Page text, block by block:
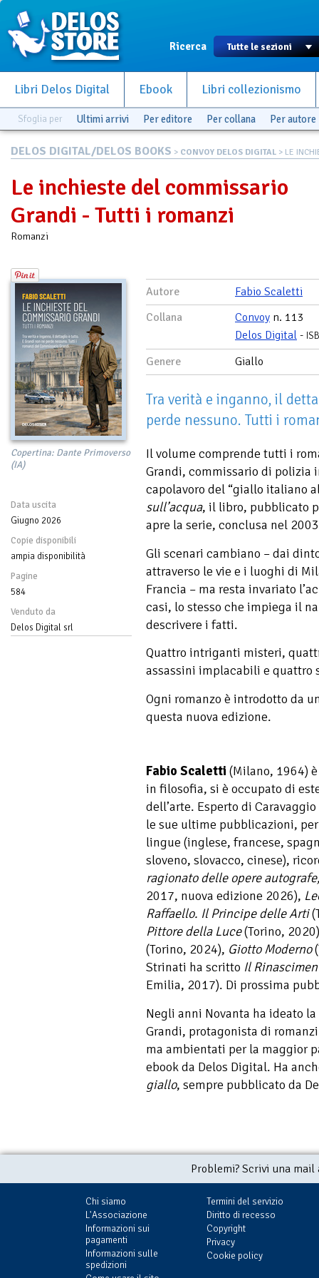
Ricerca
Libri Delos Digital Ebook Libri collezionismo
Sfoglia per Ultimi arrivi Per editore Per collana Per autore
DELOS DIGITAL/DELOS BOOKS > CONVOY DELOS DIGITAL > LE
Le inchieste del commissario
Grandi - Tutti i romanzi
Romanzi
Copertina: Dante Primoverso
(IA)
Data uscita
Giugno 2026
Copie disponibili
ampia disponibilità
Pagine
584
Venduto da
Delos Digital srl
Autore
Fabio Scaletti
Collana
Convoy n. 113
Delos Digital -
Genere Giallo
Tra verità e inganno, il
perde nessuno. Tutti i
Il volume comprende tutti i
Grandi, commissario di polizia
capolavoro del “giallo italiano
sull’acqua, il libro, pubblicato
apre la serie, conclusa nel
Gli scenari cambiano – dai
attraverso le vie e i luoghi di
Francia – ma resta invariato
casi, lo stesso che impiega il
descrivere i fatti.
Quattro intriganti misteri,
assassini implacabili e quattro
Ogni romanzo è introdotto da
questa nuova edizione.
Fabio Scaletti (Milano, 1964)
in filosofia, si è occupato di
dell’arte. Esperto di
le sue ultime pubblicazioni,
lingue (inglese, francese,
sloveno, slovacco, cinese),
ragionato delle opere
2017, nuova edizione 2026),
Raffaello. Il Principe delle Arti
Pittore della Luce(Torino,
(Torino, 2024), Giotto Moderno
Strinati ha scritto Il
Emilia, 2017). Di prossima
Negli anni Novanta ha ideato
Grandi, protagonista di
ma ambientati per la maggior
ebook da Delos Digital. Ha
giallo, sempre pubblicato da
Problemi? Scrivi una
Chi siamo
L'Associazione
Informazioni sui
pagamenti
Informazioni sulle
spedizioni
Termini del servizio
Diritto di recesso
Copyright
Privacy
Cookie policy